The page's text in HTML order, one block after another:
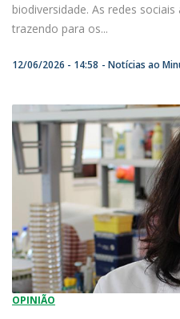
biodiversidade. As redes
trazendo para os...
12/06/2026 - 14:58 Notícias ao
OPINIÃO